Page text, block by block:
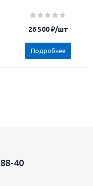
26 500₽/шт
Подробнее
40